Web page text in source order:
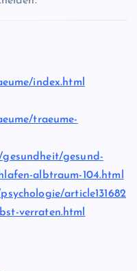
index.html
traeume-
gesund-
albtraum-104.html
article131682
verraten.html